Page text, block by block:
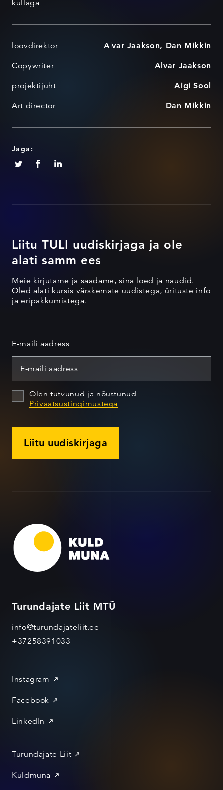
kullaga
loovdirektor Alvar Jaakson, Dan Mikkin
Copywriter Alvar Jaakson
projektijuht Aigi Sool
Art director Dan Mikkin
Jaga:
Liitu TULI uudiskirjaga ja ole
alati samm ees
Meie kirjutame ja saadame, sina loed ja naudid.
Oled alati kursis värskemate uudistega, ürituste info
ja eripakkumistega.
E-maili aadress
Olen tutvunud ja nõustunud
Privaatsustingimustega
Liitu uudiskirjaga
Turundajate Liit MTÜ
info@turundajateliit.ee
+37258391033
Instagram
Facebook
LinkedIn
Turundajate Liit
Kuldmuna